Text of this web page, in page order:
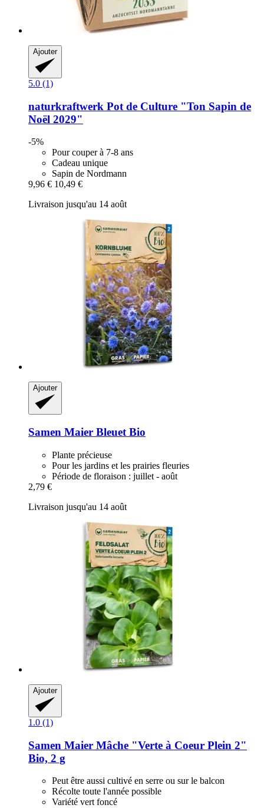
Ajouter
5.0 (1)
naturkraftwerk Pot de Culture "Ton Sapin de
Noël 2029"
-5%
Pour couper à 7-8 ans
Cadeau unique
Sapin de Nordmann
9,96 € 10,49 €
Livraison jusqu'au 14 août
Ajouter
Samen Maier Bleuet Bio
Plante précieuse
Pour les jardins et les prairies fleuries
Période de floraison : juillet - août
2,79 €
Livraison jusqu'au 14 août
Ajouter
1.0 (1)
Samen Maier Mâche "Verte à Coeur Plein 2"
Bio, 2 g
Peut être aussi cultivé en serre ou sur le balcon
Récolte toute l'année possible
Variété vert foncé